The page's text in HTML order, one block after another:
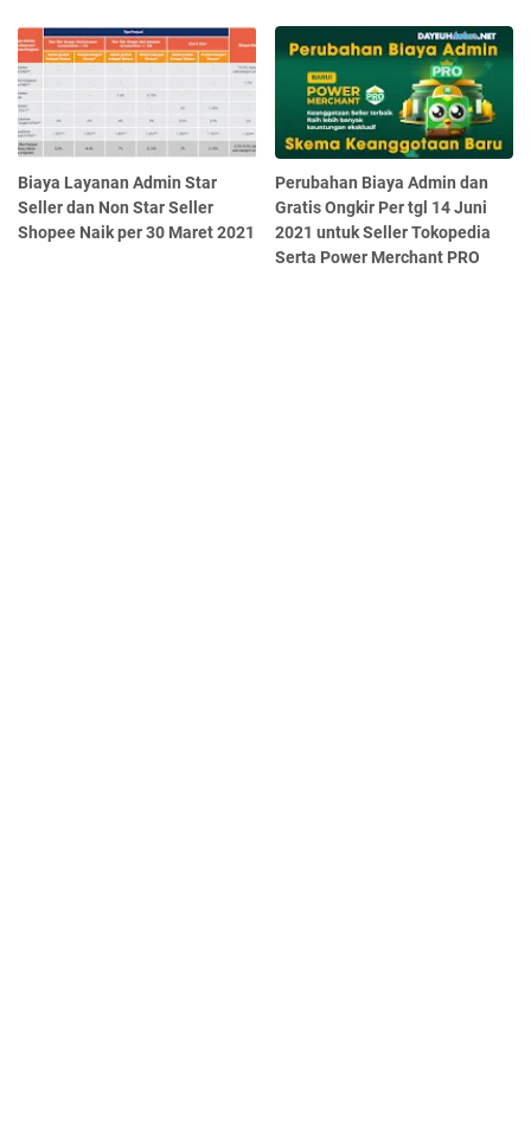
Biaya Layanan Admin Star
Seller dan Non Star Seller
Shopee Naik per 30 Maret 2021
Perubahan Biaya Admin dan
Gratis Ongkir Per tgl 14 Juni
2021 untuk Seller Tokopedia
Serta Power Merchant PRO